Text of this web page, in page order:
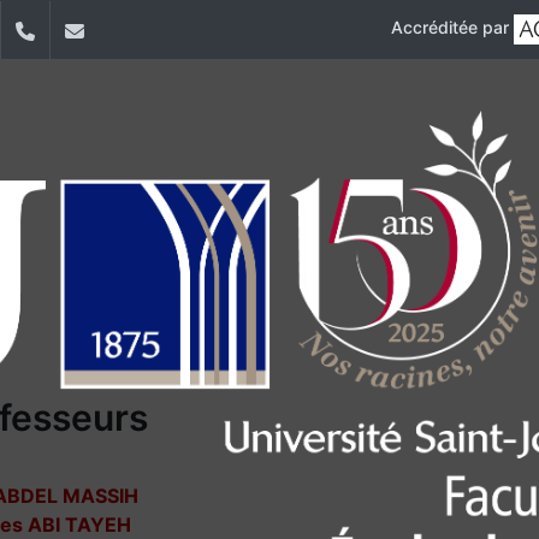
YouTube+961 (1) 421 253 Accréditée par
MASSIH
ABI TAYEH